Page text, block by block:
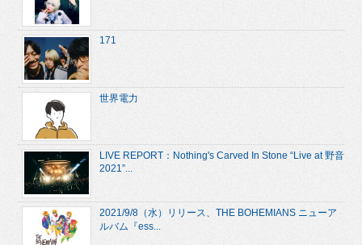
171
世界電力
LIVE REPORT：Nothing's Carved In Stone “Live at 野音
2021”...
2021/9/8（水）リリース、THE BOHEMIANS ニューア
ルバム『ess...